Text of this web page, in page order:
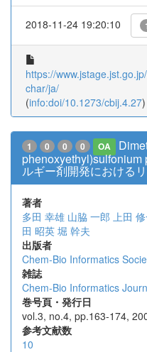
2018-11-24 19:20:10
https://
char/ja/
(info:doi/10.1273/cbij.4.27)
1 0 0 0 OA
phenoxyethyl)sulfonium
ルギー剤開発における
著者
多田 幸雄 山脇 一郎 上田
田 昭英 堀 幹夫
出版者
Chem-Bio Informatics
雑誌
Chem-Bio Informatics
巻号頁・発行日
vol.3, no.4, pp.163-174,
参考文献数
10